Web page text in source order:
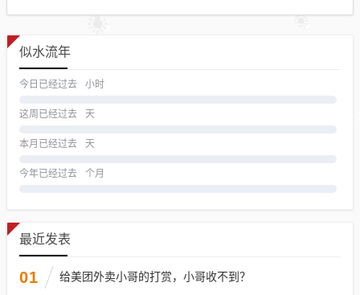
似水流年
今日已经过去 小时
这周已经过去 天
本月已经过去 天
今年已经过去 个月
最近发表
01 给美团外卖小哥的打赏，小哥收不到？